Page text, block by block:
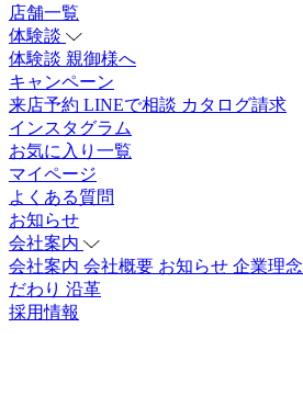
店舗一覧
体験談
体験談 親御様へ
キャンペーン
来店予約 LINEで相談 カタログ請求
インスタグラム
お気に入り一覧
マイページ
よくある質問
お知らせ
会社案内
会社案内 会社概要 お知らせ 企業理念
だわり 沿革
採用情報